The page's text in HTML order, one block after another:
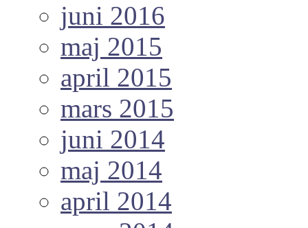
juni 2016
maj 2015
april 2015
mars 2015
juni 2014
maj 2014
april 2014